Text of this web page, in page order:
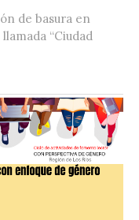
de basura en
“Ciudad